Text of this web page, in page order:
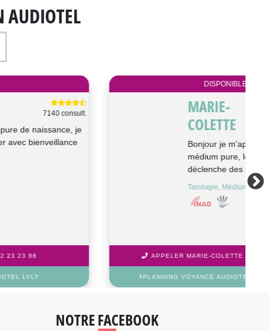
AUDIOTEL
DISPONIBLE
MARIE-
2257 consult.
Bonjour je m'appelle Marie Colette,
médium pure, le son de votre voix
déclenche des flashs, des réponses à...
Tarologie, Médium, Astrologie, Cartomancie
APPELER MARIE-COLETTE AU 08 92 23 23 88
PLANNING VOYANCE AUDIOTEL MARIE-COLETTE
NOTRE FACEBOOK